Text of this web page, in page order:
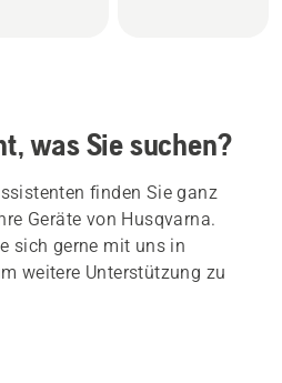
was Sie suchen?
finden Sie ganz
Geräte von Husqvarna.
sich gerne mit uns in
weitere Unterstützung zu